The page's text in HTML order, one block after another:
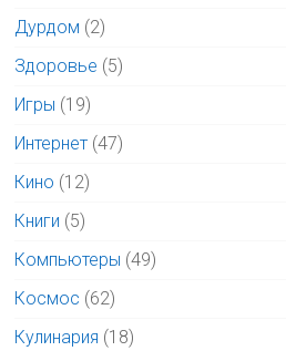
Дурдом (2)
Здоровье (5)
Игры (19)
Интернет (47)
Кино (12)
Книги (5)
Компьютеры (49)
Космос (62)
Кулинария (18)